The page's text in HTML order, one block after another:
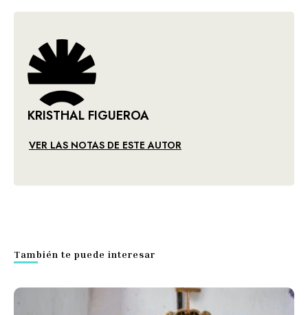
KRISTHAL FIGUEROA
VER LAS NOTAS DE ESTE AUTOR
También te puede interesar